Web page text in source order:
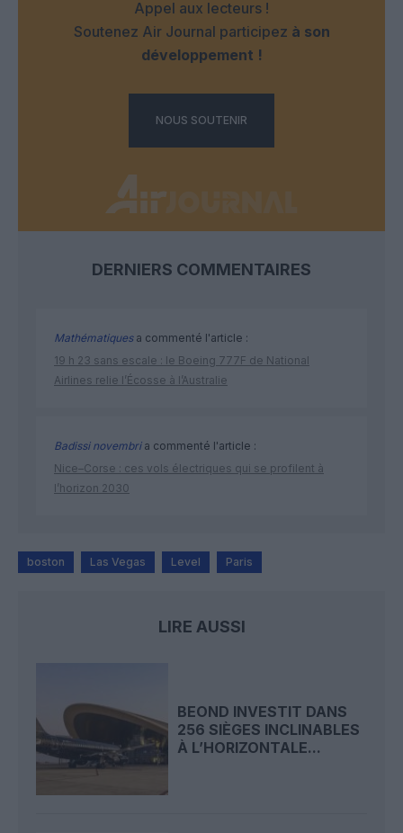
Appel aux lecteurs !
Soutenez Air Journal participez à son
développement !
NOUS SOUTENIR
DERNIERS COMMENTAIRES
Mathématiquesa commenté l'article :
19 h 23 sans escale : le Boeing 777F de National
Airlines relie l’Écosse à l’Australie
Badissi novembria commenté l'article :
Nice–Corse : ces vols électriques qui se profilent à
l’horizon 2030
boston Las Vegas Level Paris
LIRE AUSSI
BEOND INVESTIT DANS
256 SIÈGES INCLINABLES
À L’HORIZONTALE...